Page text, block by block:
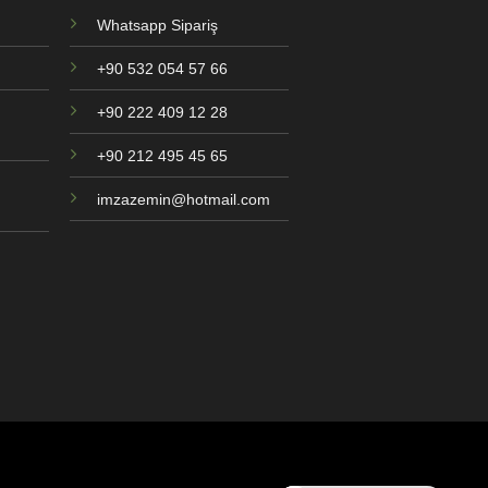
Whatsapp Sipariş
+90 532 054 57 66
+90 222 409 12 28
+90 212 495 45 65
imzazemin@hotmail.com